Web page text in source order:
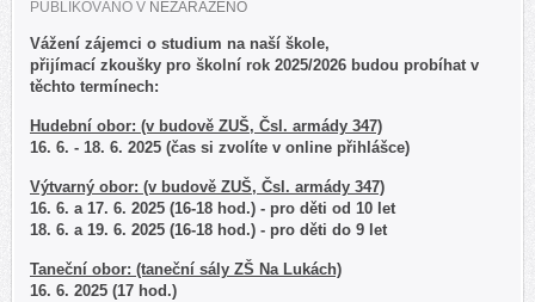
PUBLIKOVÁNO V NEZAŘAZENO
Vážení zájemci o studium na naší škole,
přijímací zkoušky pro školní rok 2025/2026 budou probíhat v
těchto termínech:
Hudební obor: (v budově ZUŠ, Čsl. armády 347)
16. 6. - 18. 6. 2025 (čas si zvolíte v online přihlášce)
Výtvarný obor: (v budově ZUŠ, Čsl. armády 347)
16. 6. a 17. 6. 2025 (16-18 hod.) - pro děti od 10 let
18. 6. a 19. 6. 2025 (16-18 hod.) - pro děti do 9 let
Taneční obor: (taneční sály ZŠ Na Lukách)
16. 6. 2025 (17 hod.)